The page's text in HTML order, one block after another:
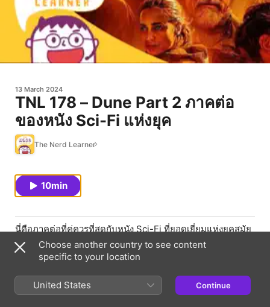
13 March 2024
TNL 178 – Dune Part 2 ภาคต่อ
ของหนัง Sci-Fi แห่งยุค
The Nerd Learner
10min
นี่คือภาคต่อที่คู่ควรที่สุดกับหนัง Sci-Fi ที่ยอดเยี่ยมแห่งยุคสมัย
นี้
เมื่อช่วงที่ผ่านมา ผมได้มีโอกาสได้ไปดูหนังเรื่อง Dune Part 2
ซึ่งเป็นภาคต่อของหนังที่ดัดแปลงมาจาก Science Fiction ใน
Choose another country to see content
specific to your location
United States Continue